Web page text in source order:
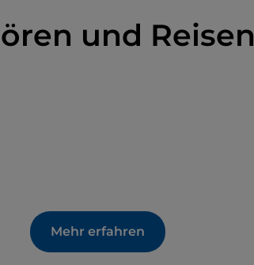
und Reisen
Mehr erfahren